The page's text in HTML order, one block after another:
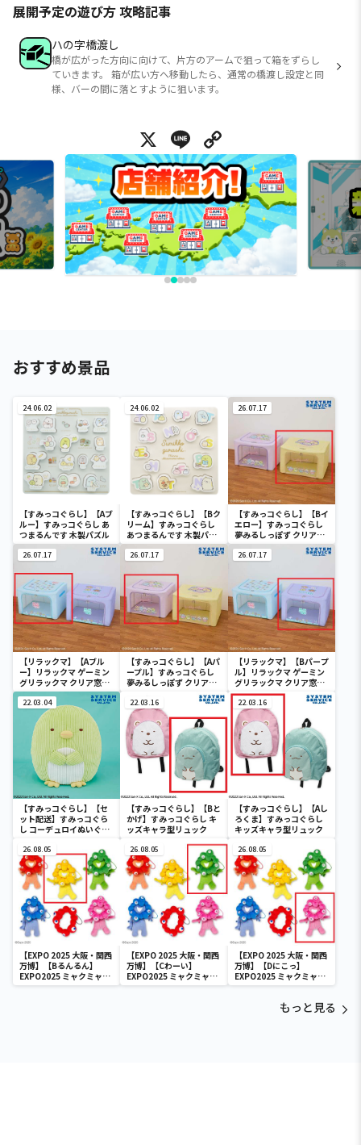
展開予定の遊び方 攻略記事
ハの字橋渡し
橋が広がった方向に向けて、片方のアームで狙って箱をずらし
ていきます。 箱が広い方へ移動したら、通常の橋渡し設定と同
様、バーの間に落とすように狙います。
X Line
おすすめ景品
24.06.02
【すみっコぐらし】【Aブ
ルー】すみっコぐらし あ
つまるんです 木製パズル
24.06.02
【すみっコぐらし】【Bク
リーム】すみっコぐらし
あつまるんです 木製パズ
ル
26.07.17
【すみっコぐらし】【Bイ
エロー】すみっコぐらし
夢みるしっぽず クリア窓
付き収納ボックス
26.07.17
【リラックマ】【Aブル
ー】リラックマ ゲーミン
グリラックマ クリア窓付
き収納ボックス
26.07.17
【すみっコぐらし】【Aパ
ープル】すみっコぐらし
夢みるしっぽず クリア窓
26.07.17
【リラックマ】【Bパープ
ル】リラックマ ゲーミン
グリラックマ クリア窓付
き収納ボックス
22.03.04
【すみっコぐらし】【セ
ット配送】すみっコぐら
し コーデュロイぬいぐる
ん？
22.03.16
【すみっコぐらし】【Bと
かげ】すみっコぐらし キ
ッズキャラ型リュック
22.03.16
【すみっコぐらし】【Aし
ろくま】すみっコぐらし
キッズキャラ型リュック
26.08.05
【EXPO 2025 大阪・関西
万博】【Bるんるん】
EXPO2025 ミャクミャク
カラフルゴム紐付きぬい
26.08.05
【EXPO 2025 大阪・関西
万博】【Cわーい】
EXPO2025 ミャクミャク
カラフルゴム紐付きぬい
26.08.05
【EXPO 2025 大阪・関西
万博】【Dにこっ】
EXPO2025 ミャクミャク
カラフルゴム紐付きぬい
もっと見る